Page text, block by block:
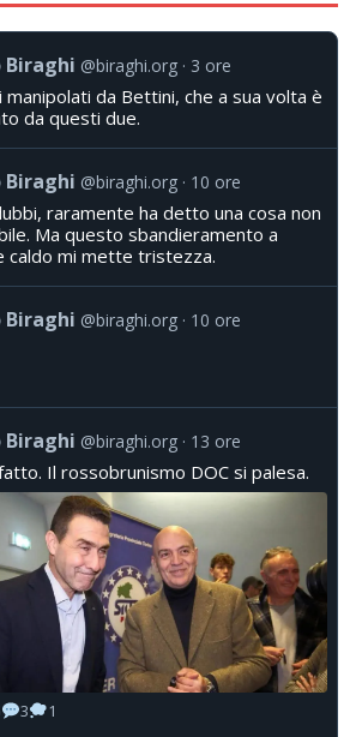
@biraghi.org 3 ore
manipolati da Bettini, che a sua volta è
da questi due.
@biraghi.org 10 ore
raramente ha detto una cosa non
Ma questo sbandieramento a
caldo mi mette tristezza.
@biraghi.org 10 ore
@biraghi.org 13 ore
Il rossobrunismo DOC si palesa.
3 1